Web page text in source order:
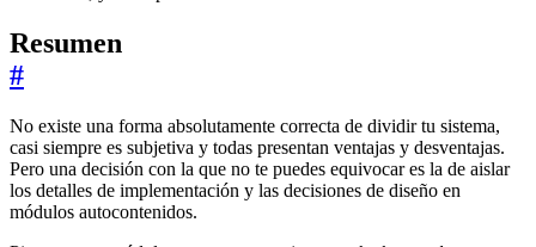
Resumen
#
No existe una forma absolutamente correcta de dividir tu sistema,
casi siempre es subjetiva y todas presentan ventajas y desventajas.
Pero una decisión con la que no te puedes equivocar es la de aislar
los detalles de implementación y las decisiones de diseño en
módulos autocontenidos.